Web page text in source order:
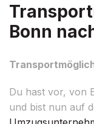
Bonn
Du hast vor, von
und bist nun auf